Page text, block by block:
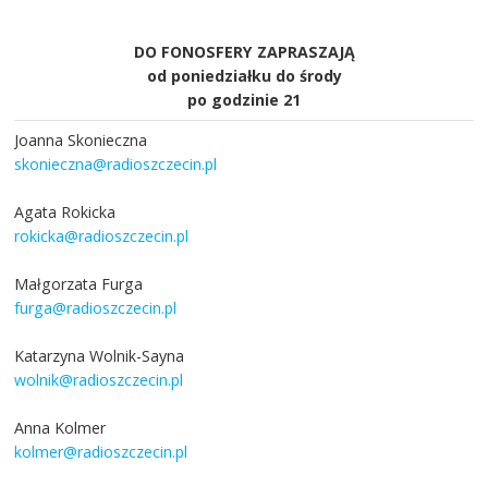
DO FONOSFERY ZAPRASZAJĄ
od poniedziałku do środy
po godzinie 21
Joanna Skonieczna
skonieczna@radioszczecin.pl
Agata Rokicka
rokicka@radioszczecin.pl
Małgorzata Furga
furga@radioszczecin.pl
Katarzyna Wolnik-Sayna
wolnik@radioszczecin.pl
Anna Kolmer
kolmer@radioszczecin.pl